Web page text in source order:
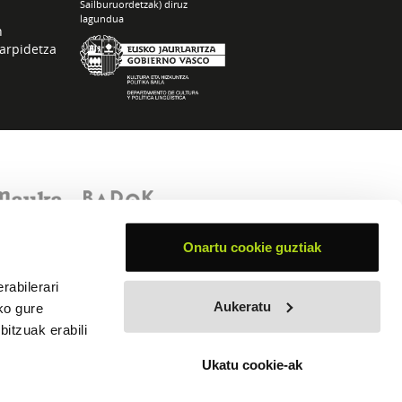
gure
erabili
Onartu cookie guztiak
Aukeratu
Ukatu cookie-ak
Sailburuordetzak) diruz
lagundua